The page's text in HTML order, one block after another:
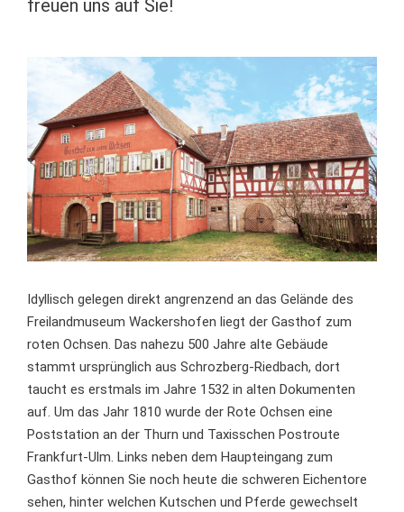
freuen uns auf Sie!
Idyllisch gelegen direkt angrenzend an das Gelände des
Freilandmuseum Wackershofen liegt der Gasthof zum
roten Ochsen. Das nahezu 500 Jahre alte Gebäude
stammt ursprünglich aus Schrozberg-Riedbach, dort
taucht es erstmals im Jahre 1532 in alten Dokumenten
auf. Um das Jahr 1810 wurde der Rote Ochsen eine
Poststation an der Thurn und Taxisschen Postroute
Frankfurt-Ulm. Links neben dem Haupteingang zum
Gasthof können Sie noch heute die schweren Eichentore
sehen, hinter welchen Kutschen und Pferde gewechselt